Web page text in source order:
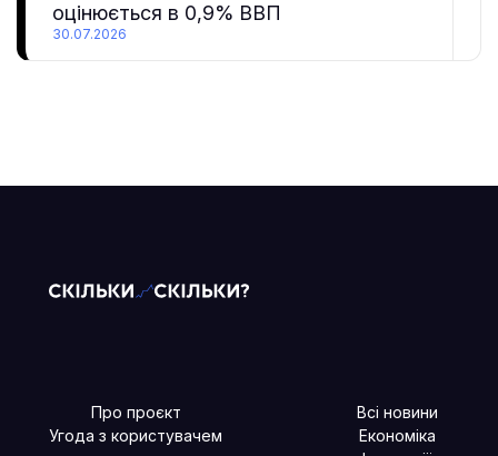
оцінюється в 0,9% ВВП
30.07.2026
Про проєкт
Угода з користувачем
Всі новини
Економіка